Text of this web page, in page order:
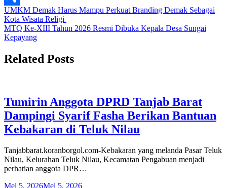
Share
Navigasi
pos
UMKM Demak Harus Mampu Perkuat Branding Demak Sebagai
Kota Wisata Religi
MTQ Ke-XIII Tahun 2026 Resmi Dibuka Kepala Desa Sungai
Kepayang
Related Posts
Tumirin Anggota DPRD Tanjab Barat
Dampingi Syarif Fasha Berikan Bantuan
Kebakaran di Teluk Nilau
Tanjabbarat.koranborgol.com-Kebakaran yang melanda Pasar Teluk
Nilau, Kelurahan Teluk Nilau, Kecamatan Pengabuan menjadi
perhatian anggota DPR…
Mei 5, 2026Mei 5, 2026